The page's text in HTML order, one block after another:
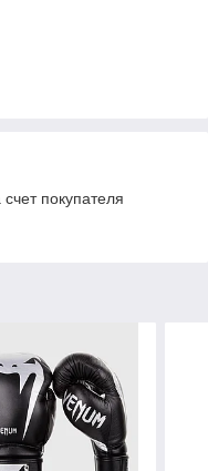
покупателя